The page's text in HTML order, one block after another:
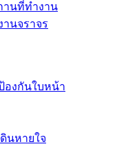
านที่ทำงาน
นจราจร
องกันใบหน้า
นหายใจ